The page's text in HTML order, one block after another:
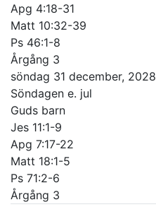
Apg 4:18-31
Matt 10:32-39
Ps 46:1-8
Årgång 3
söndag 31 december, 2028
Söndagen e. jul
Guds barn
Jes 11:1-9
Apg 7:17-22
Matt 18:1-5
Ps 71:2-6
Årgång 3